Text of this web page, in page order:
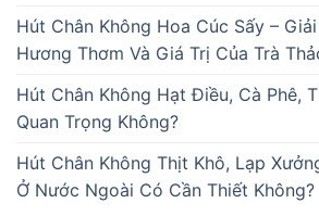
Hút Chân Không Hoa Cúc Sấy –
Hương Thơm Và Giá Trị Của Trà
Hút Chân Không Hạt Điều, Cà Phê,
Quan Trọng Không?
Hút Chân Không Thịt Khô, Lạp
Ở Nước Ngoài Có Cần Thiết Không?